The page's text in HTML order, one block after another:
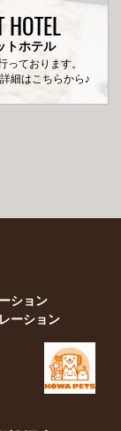
HOTEL
トホテル
っております。
細はこちらから♪
ション
ーション